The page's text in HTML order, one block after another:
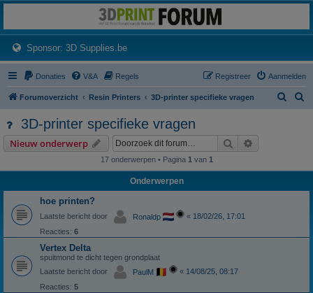
Het 3D print forum van de Benelux na de sluiting van 3dprintforum.nl
Sponsor: 3D Supplies.be(Opens a new tab)
Donaties V&A Regels Aanmelden
Registreer
Forumoverzicht Resin Printers 3D-printer specifieke vragen
3D-printer specifieke vragen
Nieuw onderwerp Zoek
17 onderwerpen • Pagina 1 van 1
Onderwerpen
hoe printen?
Laatste bericht door Ronaldp « 18/02/26, 17:01
Reacties: 6
Vertex Delta
spuitmond te dicht tegen grondplaat
Laatste bericht door
PaulM « 14/08/25, 08:17
Reacties: 5